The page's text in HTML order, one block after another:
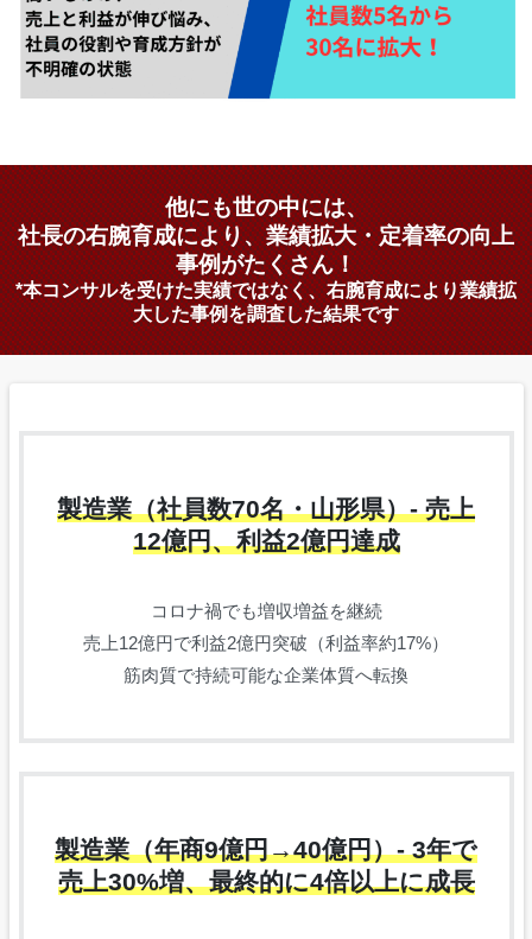
他にも世の中には、
社長の右腕育成により、業績拡大・定着率の向上
事例がたくさん！
*本コンサルを受けた実績ではなく、右腕育成により業績拡
大した事例を調査した結果です
製造業（社員数70名・山形県）- 売上
12億円、利益2億円達成
コロナ禍でも増収増益を継続
売上12億円で利益2億円突破（利益率約17%）
筋肉質で持続可能な企業体質へ転換
製造業（年商9億円→40億円）- 3年で
売上30%増、最終的に4倍以上に成長